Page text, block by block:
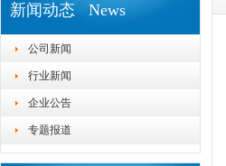
新闻动态 News
公司新闻
行业新闻
企业公告
专题报道